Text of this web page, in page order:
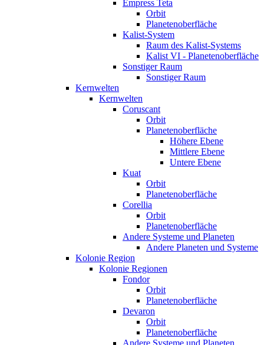
Empress Teta
Orbit
Planetenoberfläche
Kalist-System
Raum des Kalist-Systems
Kalist VI - Planetenoberfläche
Sonstiger Raum
Sonstiger Raum
Kernwelten
Kernwelten
Coruscant
Orbit
Planetenoberfläche
Höhere Ebene
Mittlere Ebene
Untere Ebene
Kuat
Orbit
Planetenoberfläche
Corellia
Orbit
Planetenoberfläche
Andere Systeme und Planeten
Andere Planeten und Systeme
Kolonie Region
Kolonie Regionen
Fondor
Orbit
Planetenoberfläche
Devaron
Orbit
Planetenoberfläche
Andere Systeme und Planeten